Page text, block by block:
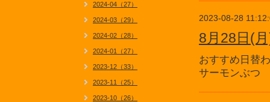
2023-08-28
8月28日(
おすすめ日替
サーモンぶ
2024-04（27）
2024-03（29）
2024-02（28）
2024-01（27）
2023-12（33）
2023-11（25）
2023-10（26）